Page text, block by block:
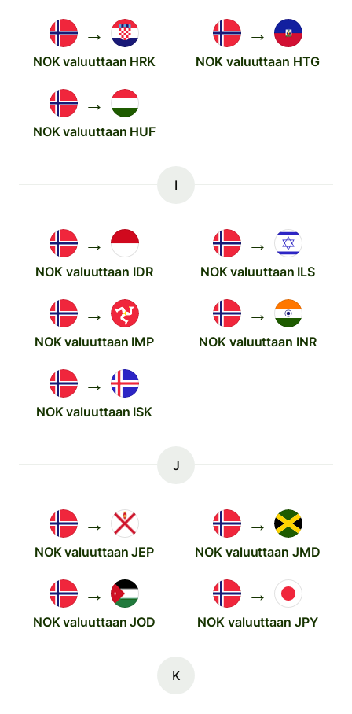
→
NOK valuuttaan HRK
→
NOK valuuttaan HTG
→
NOK valuuttaan HUF
I
→
NOK valuuttaan IDR
→
NOK valuuttaan ILS
→
NOK valuuttaan IMP
→
NOK valuuttaan INR
→
NOK valuuttaan ISK
J
→
NOK valuuttaan JEP
→
NOK valuuttaan JMD
→
NOK valuuttaan JOD
→
NOK valuuttaan JPY
K